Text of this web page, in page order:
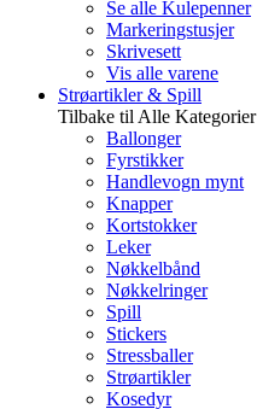
Se alle Kulepenner
Markeringstusjer
Skrivesett
Vis alle varene
Strøartikler & Spill
Tilbake til Alle Kategorier
Ballonger
Fyrstikker
Handlevogn mynt
Knapper
Kortstokker
Leker
Nøkkelbånd
Nøkkelringer
Spill
Stickers
Stressballer
Strøartikler
Kosedyr